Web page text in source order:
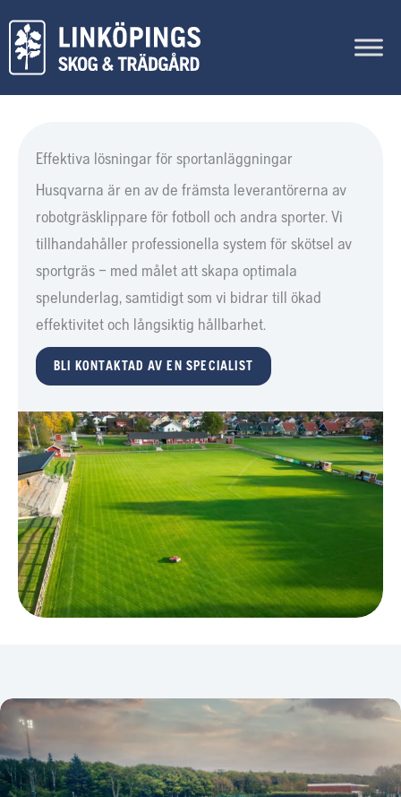
innehåll
Effektiva lösningar för sportanläggningar
Husqvarna är en av de främsta leverantörerna av
robotgräsklippare för fotboll och andra sporter. Vi
tillhandahåller professionella system för skötsel av
sportgräs – med målet att skapa optimala
spelunderlag, samtidigt som vi bidrar till ökad
effektivitet och långsiktig hållbarhet.
BLI KONTAKTAD AV EN SPECIALIST